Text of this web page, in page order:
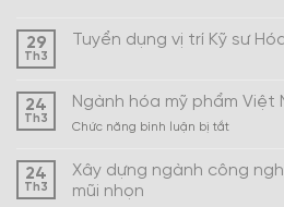
29
Th3
Tuyển dụng vị trí Kỹ sư
24
Th3
Ngành hóa mỹ phẩm Việt
Chức năng bình luận bị tắtở
mỹ
24
Th3
Xây dựng ngành công
mũi nhọn